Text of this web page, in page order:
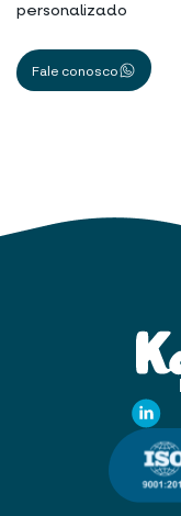
personalizado
Fale conosco